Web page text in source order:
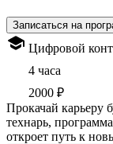
Записаться на
Цифровой
4 часа
2000 ₽
Прокачай карьеру
технарь,
откроет путь к